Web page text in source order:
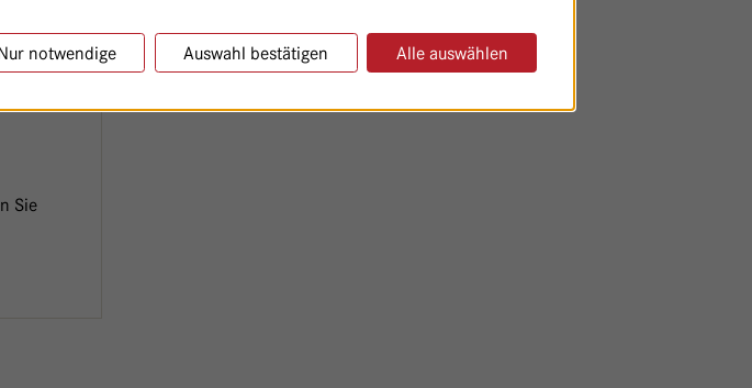
Sie
notwendige Auswahl bestätigen Alle auswählen